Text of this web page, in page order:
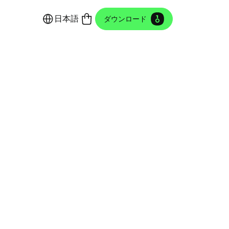
日本語 ダウンロード